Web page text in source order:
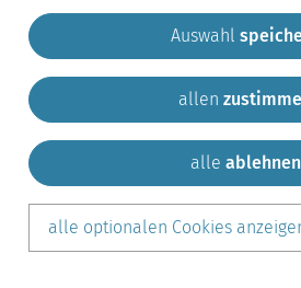
Gemeinde Krailling
Sitemap
teilen auf:
Auswahl
allen
alle ablehnen
alle optionalen Cookies